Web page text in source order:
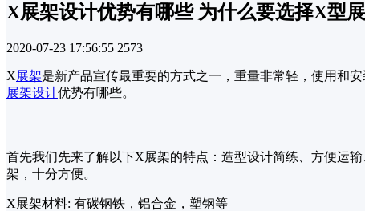
X展架设计优势有哪些 为什么要选择X型
2020-07-23 17:56:55 2573
X展架是新产品宣传最重要的方式之一，重量非常轻，使用和
展架设计优势有哪些。
首先我们先来了解以下X展架的特点：造型设计简练、方便运
架，十分方便。
X展架材料: 有碳钢铁，铝合金，塑钢等